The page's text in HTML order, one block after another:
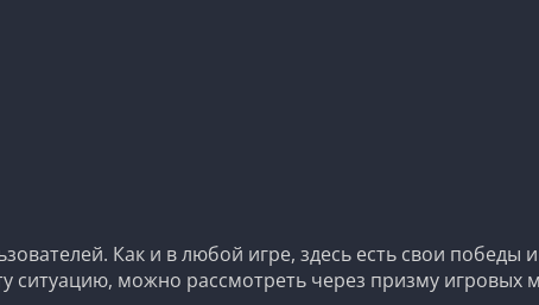
Как и в любой игре, здесь есть свои
можно рассмотреть через призму игровых